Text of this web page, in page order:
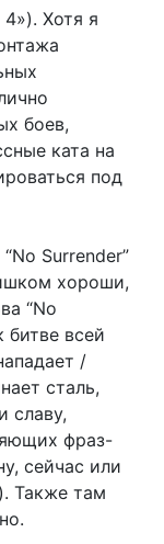
Хотя я
боев,
ката на
под
Surrender”
хороши,
“No
битве всей
/
сталь,
славу,
фраз-
сейчас или
Также там